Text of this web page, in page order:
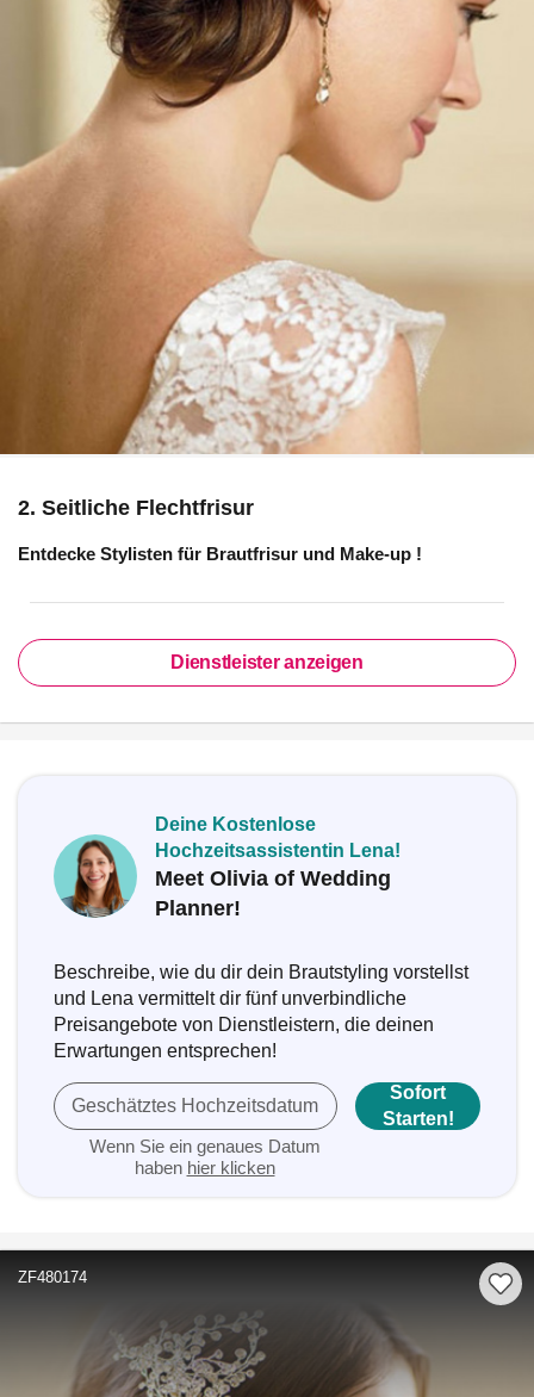
2. Seitliche Flechtfrisur
Entdecke Stylisten für Brautfrisur und Make-up !
Dienstleister anzeigen
Deine Kostenlose
Hochzeitsassistentin Lena!
Meet Olivia of Wedding
Planner!
Beschreibe, wie du dir dein Brautstyling vorstellst
und Lena vermittelt dir fünf unverbindliche
Preisangebote von Dienstleistern, die deinen
Erwartungen entsprechen!
Geschätztes Hochzeitsdatum
Wenn Sie ein genaues Datum
haben hier klicken
Sofort
Starten!
ZF480174